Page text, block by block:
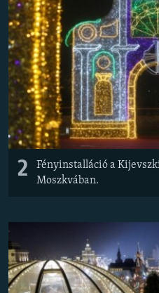
2
Fényinstalláció a
Moszkvában.